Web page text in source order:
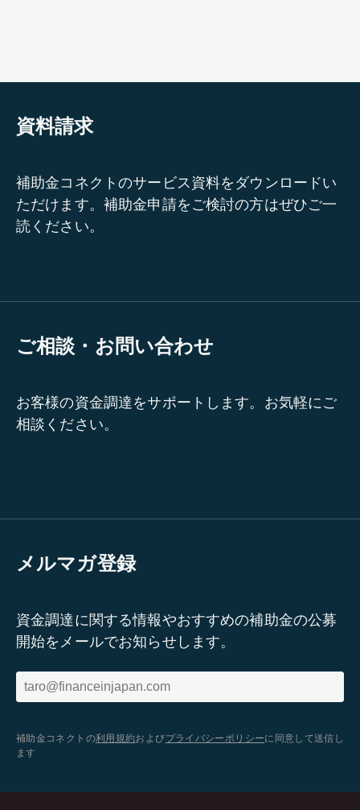
資料請求
補助金コネクトのサービス資料をダウンロードい
ただけます。補助金申請をご検討の方はぜひご一
読ください。
ご相談・お問い合わせ
お客様の資金調達をサポートします。お気軽にご
相談ください。
メルマガ登録
資金調達に関する情報やおすすめの補助金の公募
開始をメールでお知らせします。
補助金コネクトの利用規約およびプライバシーポリシーに同意して送信し
ます